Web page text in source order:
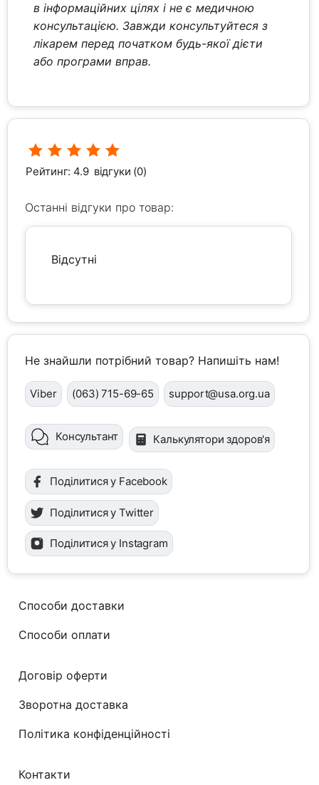
в інформаційних цілях і не є медичною
консультацією. Завжди консультуйтеся з
лікарем перед початком будь-якої дієти
або програми вправ.
Рейтинг: 4.9 відгуки (0)
Останні відгуки про товар:
Відсутні
Не знайшли потрібний товар? Напишіть нам!
Viber (063) 715-69-65 support@usa.org.ua
Консультант Калькулятори здоров'я
Поділитися у Facebook
Поділитися у Twitter
Поділитися у Instagram
Способи доставки
Способи оплати
Договір оферти
Зворотна доставка
Політика конфіденційності
Контакти